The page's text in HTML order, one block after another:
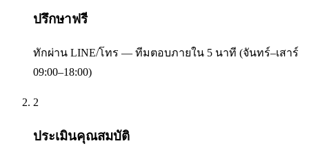
ปรึกษาฟรี
ทักผ่าน LINE/โทร — ทีมตอบภายใน 5 นาที (จันทร์–เสาร์
09:00–18:00)
2
ประเมินคุณสมบัติ